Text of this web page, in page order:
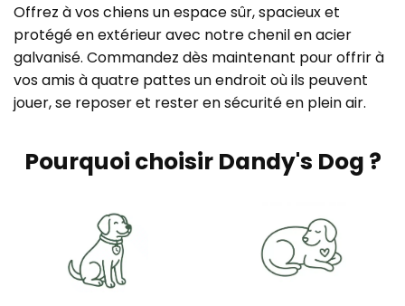
Offrez à vos chiens un espace sûr, spacieux et
protégé en extérieur avec notre chenil en acier
galvanisé. Commandez dès maintenant pour offrir à
vos amis à quatre pattes un endroit où ils peuvent
jouer, se reposer et rester en sécurité en plein air.
Pourquoi choisir Dandy's Dog ?